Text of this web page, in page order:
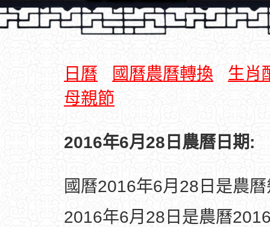
日曆 國曆農曆轉換
生肖
母親節
2016年6月28日農曆日期:
國曆2016年6月28日是農
2016年6月28日是農曆